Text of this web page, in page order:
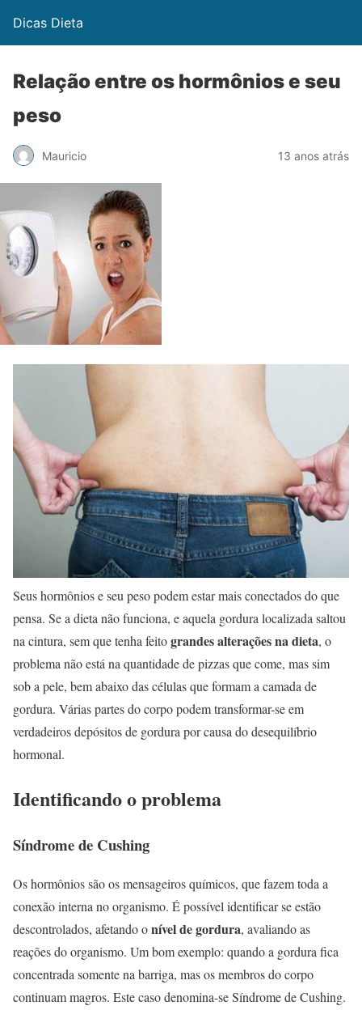
Dicas Dieta
Relação entre os hormônios e seu
peso
Mauricio 13 anos atrás
Seus hormônios e seu peso podem estar mais conectados do que
pensa. Se a dieta não funciona, e aquela gordura localizada saltou
na cintura, sem que tenha feitograndes alterações na dieta, o
problema não está na quantidade de pizzas que come, mas sim
sob a pele, bem abaixo das células que formam a camada de
gordura. Várias partes do corpo podem transformar-se em
verdadeiros depósitos de gordura por causa do desequilíbrio
hormonal.
Identificando o problema
Síndrome de Cushing
Os hormônios são os mensageiros químicos, que fazem toda a
conexão interna no organismo. É possível identificar se estão
descontrolados, afetando onível de gordura, avaliando as
reações do organismo. Um bom exemplo: quando a gordura fica
concentrada somente na barriga, mas os membros do corpo
continuam magros. Este caso denomina-se Síndrome de Cushing.